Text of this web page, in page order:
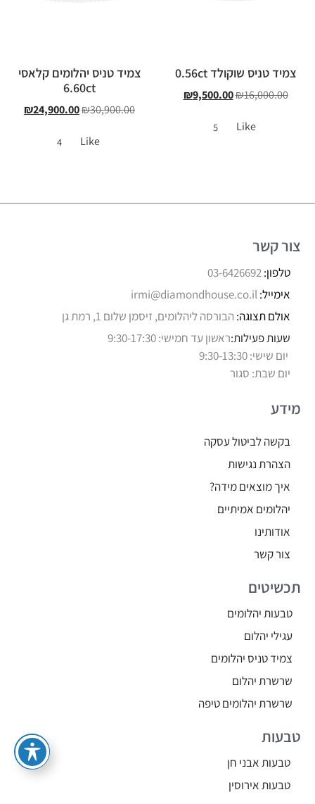
צמיד טניס שוקולד 0.56ct
₪16,000.00
₪9,500.00
Like
5
צמיד טניס יהלומים קלאסי
6.60ct
₪30,900.00
₪24,900.00
Like
4
צור קשר
טלפון:03-6426692
אימייל:irmi@diamondhouse.co.il
אולם תצוגה: הבורסה ליהלומים, זיסמן שלום 1, רמת גן
שעות פעילות:ראשון עד חמישי: 9:30-17:30
יום שישי: 9:30-13:30
יום שבת: סגור
מידע
בקשה לביטול עסקה
הצהרת נגישות
איך מוצאים מידה?
יהלומים אמיתיים
אודותינו
צור קשר
תכשיטים
טבעות יהלומים
עגילי יהלום
צמיד טניס יהלומים
שרשרת יהלום
שרשרת יהלומים טיפה
טבעות
טבעות אבני חן
טבעות אירוסין